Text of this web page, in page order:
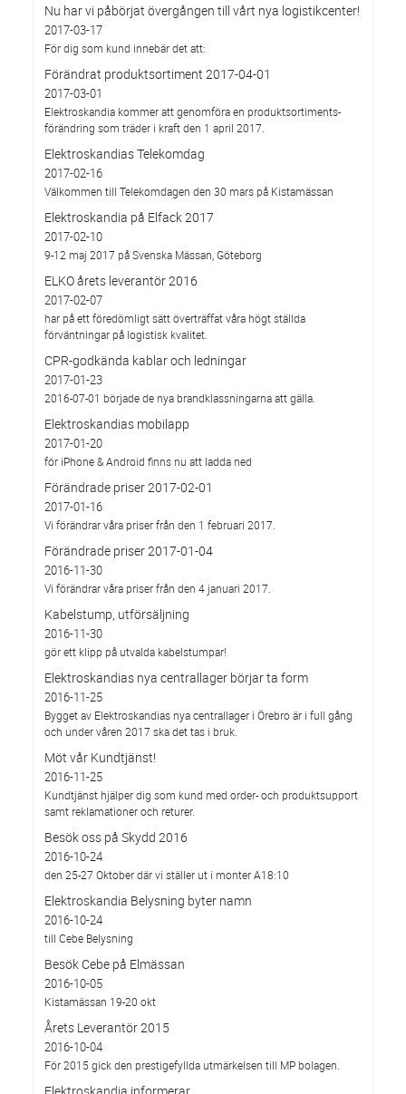
Nu har vi påbörjat övergången till vårt nya logistikcenter!
2017-03-17
För dig som kund innebär det att:
Förändrat produktsortiment 2017-04-01
2017-03-01
Elektroskandia kommer att genomföra en produktsortiments-
förändring som träder i kraft den 1 april 2017.
Elektroskandias Telekomdag
2017-02-16
Välkommen till Telekomdagen den 30 mars på Kistamässan
Elektroskandia på Elfack 2017
2017-02-10
9-12 maj 2017 på Svenska Mässan, Göteborg
ELKO årets leverantör 2016
2017-02-07
har på ett föredömligt sätt överträffat våra högt ställda
förväntningar på logistisk kvalitet.
CPR-godkända kablar och ledningar
2017-01-23
2016-07-01 började de nya brandklassningarna att gälla.
Elektroskandias mobilapp
2017-01-20
för iPhone & Android finns nu att ladda ned
Förändrade priser 2017-02-01
2017-01-16
Vi förändrar våra priser från den 1 februari 2017.
Förändrade priser 2017-01-04
2016-11-30
Vi förändrar våra priser från den 4 januari 2017.
Kabelstump, utförsäljning
2016-11-30
gör ett klipp på utvalda kabelstumpar!
Elektroskandias nya centrallager börjar ta form
2016-11-25
Bygget av Elektroskandias nya centrallager i Örebro är i full gång
och under våren 2017 ska det tas i bruk.
Möt vår Kundtjänst!
2016-11-25
Kundtjänst hjälper dig som kund med order- och produktsupport
samt reklamationer och returer.
Besök oss på Skydd 2016
2016-10-24
den 25-27 Oktober där vi ställer ut i monter A18:10
Elektroskandia Belysning byter namn
2016-10-24
till Cebe Belysning
Besök Cebe på Elmässan
2016-10-05
Kistamässan 19-20 okt
Årets Leverantör 2015
2016-10-04
För 2015 gick den prestigefyllda utmärkelsen till MP bolagen.